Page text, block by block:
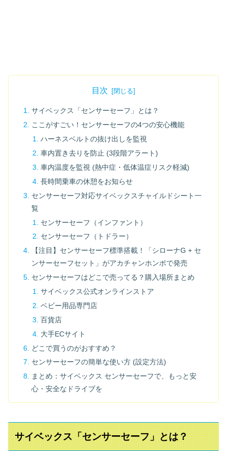
目次
サイベックス「センサーセーフ」とは？
ここがすごい！センサーセーフの4つの安心機能
ハーネスベルトの抜け出しを監視
車内置き去りを防止 (3段階アラート)
車内温度を監視 (熱中症・低体温症リスク軽減)
長時間乗車の休憩をお知らせ
センサーセーフ対応サイベックスチャイルドシート一
覧
センサーセーフ（インファント）
センサーセーフ（トドラー）
【注目】センサーセーフ標準搭載！「シローナG + セ
ンサーセーフセット」がアカチャンホンポで発売
センサーセーフはどこで売ってる？購入場所まとめ
サイベックス公式オンラインストア
ベビー用品専門店
百貨店
大手ECサイト
どこで買うのがおすすめ？
センサーセーフの簡単な使い方 (設定方法)
まとめ：サイベックス センサーセーフで、もっと安
心・安全なドライブを
サイベックス「センサーセーフ」とは？